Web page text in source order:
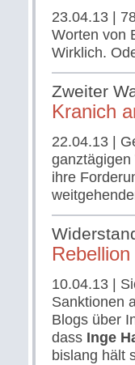
23.04.13 |
Worten von
Wirklich.
Zweiter
Kranich
22.04.13 |
ganztägigen
ihre
10.04.13 |
Sanktionen
Blogs über
dass Inge
bislang hält